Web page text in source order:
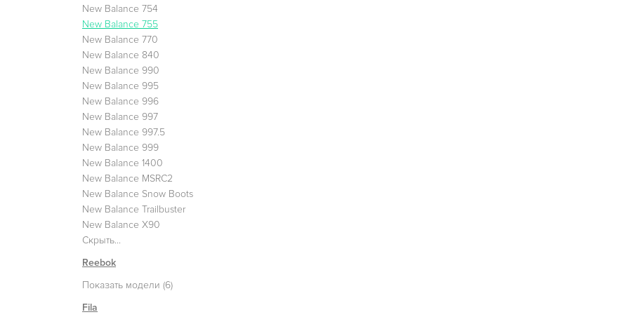
New Balance 754
New Balance 755
New Balance 770
New Balance 840
New Balance 990
New Balance 995
New Balance 996
New Balance 997
New Balance 997.5
New Balance 999
New Balance 1400
New Balance MSRC2
New Balance Snow Boots
New Balance Trailbuster
New Balance X90
Скрыть...
Reebok
Показать модели (6)
Fila